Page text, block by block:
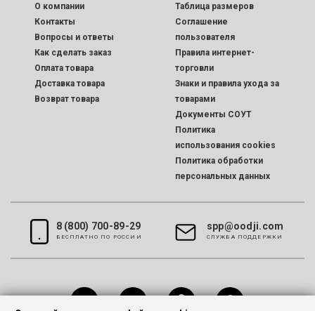
O компании
Контакты
Вопросы и ответы
Как сделать заказ
Оплата товара
Доставка товара
Возврат товара
Таблица размеров
Соглашение
пользователя
Правила интернет-
торговли
Знаки и правила ухода за
товарами
Документы СОУТ
Политика
использования cookies
Политика обработки
персональных данных
8 (800) 700-89-29
БЕСПЛАТНО ПО РОССИИ
spp@oodji.com
CЛУЖБА ПОДДЕРЖКИ